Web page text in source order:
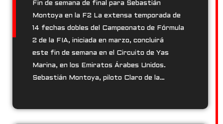
Retweet on Twitter 2030623456866521423
Fin de semana de final para Sebastián
Montoya en la F2 La extensa temporada de
14 fechas dobles del Campeonato de Fórmula
2 de la FIA, iniciada en marzo, concluirá
este fin de semana en el Circuito de Yas
Marina, en los Emiratos Árabes Unidos.
Sebastián Montoya, piloto Claro de la…